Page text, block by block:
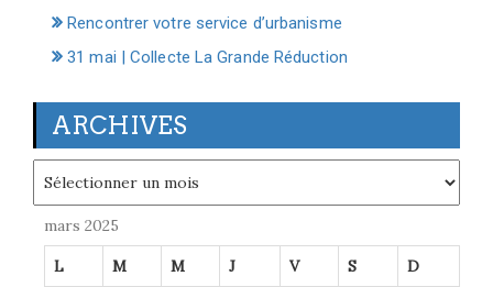
Rencontrer votre service d’urbanisme
31 mai | Collecte La Grande Réduction
ARCHIVES
mars 2025
L M M J V S D